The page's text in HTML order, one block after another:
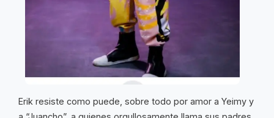
Erik resiste como puede, sobre todo por amor a Yeimy y